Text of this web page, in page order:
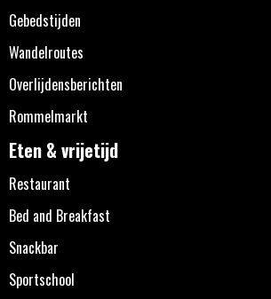
Gebedstijden
Wandelroutes
Overlijdensberichten
Rommelmarkt
Eten & vrijetijd
Restaurant
Bed and Breakfast
Snackbar
Sportschool